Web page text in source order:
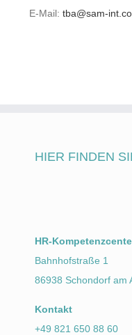
E-Mail: tba@sam-
HIER FINDEN
HR-
Bahnhofstraße 1
86938 Schondorf am
Kontakt
+49 821 650 88 60